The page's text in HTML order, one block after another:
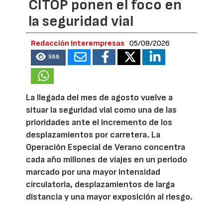
CITOP ponen el foco en
la seguridad vial
Redacción Interempresas 05/08/2026
588
La llegada del mes de agosto vuelve a
situar la seguridad vial como una de las
prioridades ante el incremento de los
desplazamientos por carretera. La
Operación Especial de Verano concentra
cada año millones de viajes en un periodo
marcado por una mayor intensidad
circulatoria, desplazamientos de larga
distancia y una mayor exposición al riesgo.